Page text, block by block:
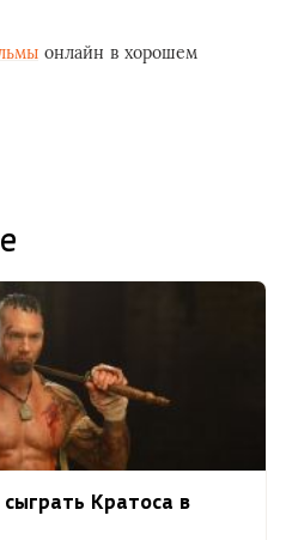
онлайн в хорошем
Кратоса в